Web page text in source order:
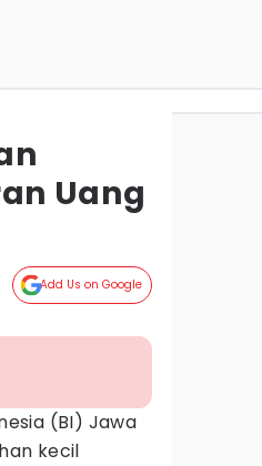
Uang
Add Us on Google
(BI) Jawa
kecil